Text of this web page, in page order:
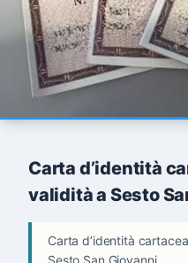
Carta d’identità
validità a Sesto
Carta d’identità
Sesto San Giovanni